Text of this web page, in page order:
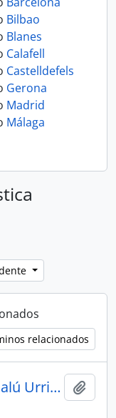
Bilbao
Blanes
Calafell
Castelldefels
Gerona
Madrid
Málaga
relacionados
«Bola de nieve» corto por Malú Urriola